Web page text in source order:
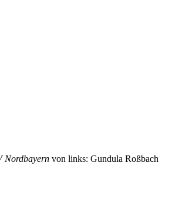
Nordbayern von links: Gundula Roßbach